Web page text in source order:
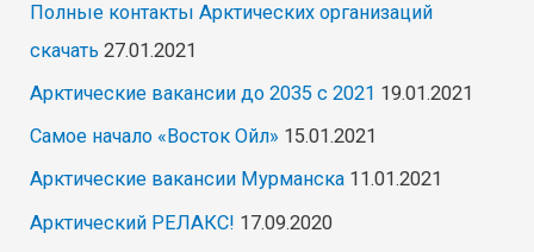
Полные контакты Арктических организаций
скачать 27.01.2021
Арктические вакансии до 2035 с 2021 19.01.2021
Самое начало «Восток Ойл» 15.01.2021
Арктические вакансии Мурманска 11.01.2021
Арктический РЕЛАКС! 17.09.2020